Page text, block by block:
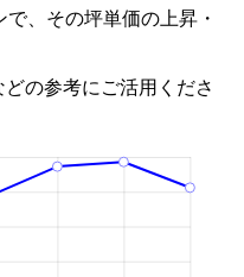
、その坪単価の上昇・
の参考にご活用くださ